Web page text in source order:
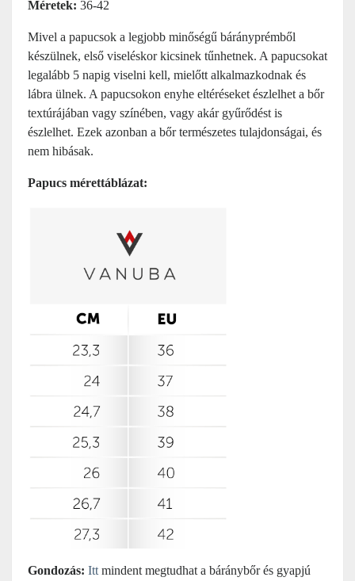
Méretek: 36-42
Mivel a papucsok a legjobb minőségű bárányprémből
készülnek, első viseléskor kicsinek tűnhetnek. A papucsokat
legalább 5 napig viselni kell, mielőtt alkalmazkodnak és
lábra ülnek. A papucsokon enyhe eltéréseket észlelhet a bőr
textúrájában vagy színében, vagy akár gyűrődést is
észlelhet. Ezek azonban a bőr természetes tulajdonságai, és
nem hibásak.
Papucs mérettáblázat:
Gondozás: Itt mindent megtudhat a báránybőr és gyapjú